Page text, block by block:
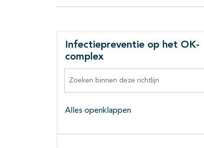
Infectiepreventie op het OK-
complex
Alles openklappen